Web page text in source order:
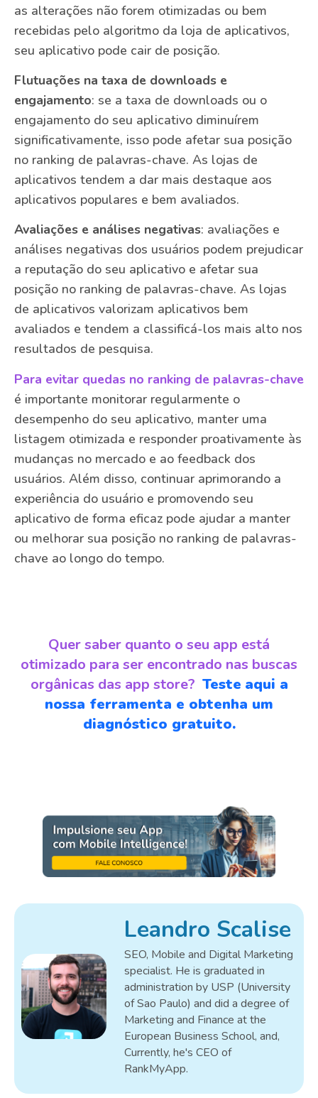
as alterações não forem otimizadas ou bem
recebidas pelo algoritmo da loja de aplicativos,
seu aplicativo pode cair de posição.
Flutuações na taxa de downloads e
engajamento: se a taxa de downloads ou o
engajamento do seu aplicativo diminuírem
significativamente, isso pode afetar sua posição
no ranking de palavras-chave. As lojas de
aplicativos tendem a dar mais destaque aos
aplicativos populares e bem avaliados.
Avaliações e análises negativas: avaliações e
análises negativas dos usuários podem prejudicar
a reputação do seu aplicativo e afetar sua
posição no ranking de palavras-chave. As lojas
de aplicativos valorizam aplicativos bem
avaliados e tendem a classificá-los mais alto nos
resultados de pesquisa.
Para evitar quedas no ranking de palavras-chave
é importante monitorar regularmente o
desempenho do seu aplicativo, manter uma
listagem otimizada e responder proativamente às
mudanças no mercado e ao feedback dos
usuários. Além disso, continuar aprimorando a
experiência do usuário e promovendo seu
aplicativo de forma eficaz pode ajudar a manter
ou melhorar sua posição no ranking de palavras-
chave ao longo do tempo.
Quer saber quanto o seu app está
otimizado para ser encontrado nas buscas
orgânicas das app store? Teste aqui a
nossa ferramenta e obtenha um
diagnóstico gratuito.
Leandro Scalise
SEO, Mobile and Digital Marketing
specialist. He is graduated in
administration by USP (University
of Sao Paulo) and did a degree of
Marketing and Finance at the
European Business School, and,
Currently, he's CEO of
RankMyApp.